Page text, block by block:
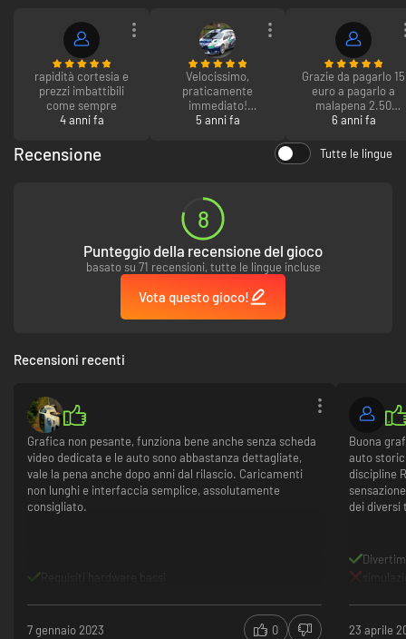
rapidità cortesia e
prezzi imbattibili
come sempre
4 anni fa
Velocissimo,
praticamente
immediato!
Consigliatissimo. :D
5 anni fa
Grazie da pagarlo 15
euro a pagarlo a
malapena 2.50
complimenti
6 anni fa
Recensione Tutte le lingue
8
Punteggio della recensione del gioco
basato su 71 recensioni, tutte le lingue incluse
Vota questo gioco!
Recensioni recenti
Grafica non pesante, funziona bene anche senza scheda
video dedicata e le auto sono abbastanza dettagliate,
vale la pena anche dopo anni dal rilascio. Caricamenti
non lunghi e interfaccia semplice, assolutamente
consigliato.
7 gennaio 2023 0
Buona
auto
discipline
dei
23 aprile